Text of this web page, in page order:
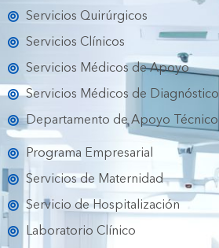
o
k
e
b
a
m
Servicios Quirúrgicos
Servicios Clínicos
Servicios Médicos de Apoyo
Servicios Médicos de Diagnóstico
Departamento de Apoyo Técnico
Programa Empresarial
Servicios de Maternidad
Servicio de Hospitalización
Laboratorio Clínico